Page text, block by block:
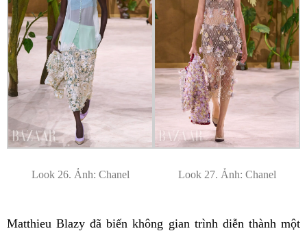
Look 26. Ảnh: Chanel Look 27. Ảnh: Chanel
Matthieu Blazy đã biến không gian trình diễn thành một